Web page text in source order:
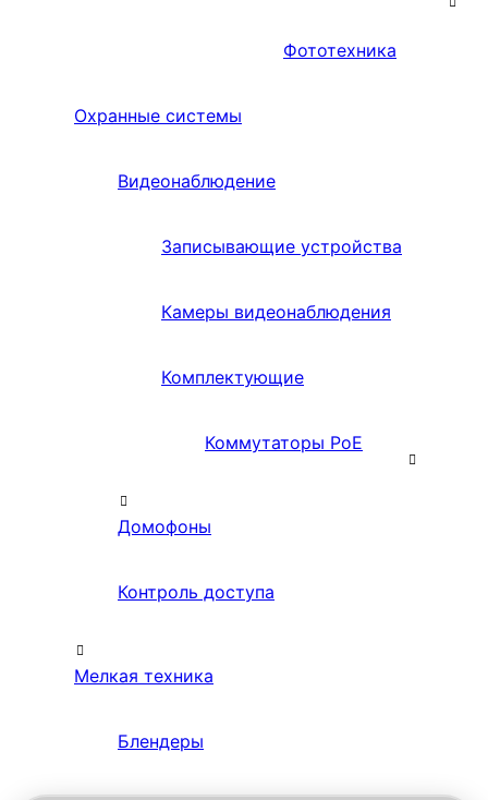
Фототехника
Охранные системы
Видеонаблюдение
Записывающие устройства
Камеры видеонаблюдения
Комплектующие
Коммутаторы PoE
Домофоны
Контроль доступа
Мелкая техника
Блендеры